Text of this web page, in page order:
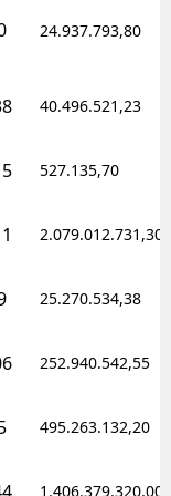
24.937.793,80
40.496.521,23
527.135,70
2.079.012.731,30
25.270.534,38
252.940.542,55
495.263.132,20
1.406.379.320,00